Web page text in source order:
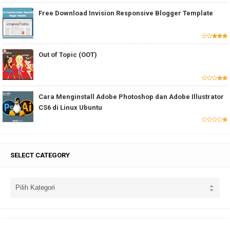
Free Download Invision Responsive Blogger Template
Out of Topic (OOT)
Cara Menginstall Adobe Photoshop dan Adobe Illustrator
CS6 di Linux Ubuntu
SELECT CATEGORY